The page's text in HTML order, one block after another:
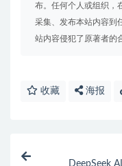
布。任何个人或组织，
采集、发布本站内容到
站内容侵犯了原著者的
收藏 海报
DeepSeek